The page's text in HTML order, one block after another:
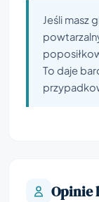
Jeśli masz
To daje
Opinie